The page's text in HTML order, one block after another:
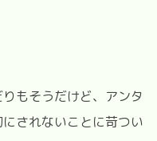
もそうだけど、アンタ
されないことに苛つい